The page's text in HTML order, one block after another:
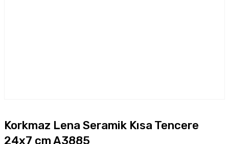
Korkmaz Lena Seramik Kısa Tencere
24x7 cm A3885